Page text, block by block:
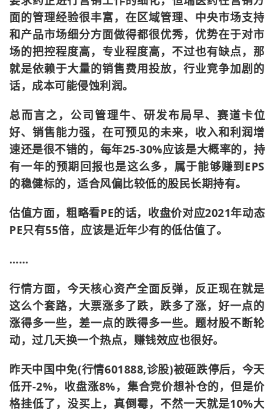
面的管理经验很丰富，在区域管理、中央市场支持
和产品市场细分方面做得都很优秀，优势在于对市
场的把控程度高，专业程度高，不过也有缺点，那
就是依赖于大量的销售费用投放，行业竞争加剧的
话，成本可能侵蚀利润。
总而言之，公司管理牛、研发布局早、赛道卡位
好、销售能力强，在可预见的未来，收入和利润增
速还是很不错的，每年25-30%应该是大概率的，持
有一年的预期回报也是这么多，属于能够赚到EPS
的稳健标的，适合风偏比较低的股民长期持有。
估值方面，粗略看PE的话，收盘价对应2021年动态
PE只有55倍，应该是近年少有的低估值了。
……
行情方面，今天核心资产全面反弹，反正现在就是
这么个套路，大票涨多了跌，跌多了涨，好一点的
涨得多一些，差一点的跌得多一些。题材股不断轮
动，过几天换一个热点，赚钱效应也很好。
昨天中国中免(行情601888,诊股)被砸跌停后，今天
低开-2%，收盘涨8%，集合竞价想补仓的，但是价
格挂低了，没买上，真倒霉，不然一天就是10%大